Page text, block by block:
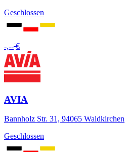
Geschlossen
-,---€
AVIA
Bannholz Str. 31, 94065 Waldkirchen
Geschlossen